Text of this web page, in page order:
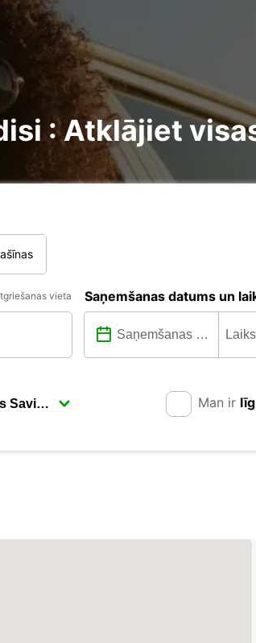
: Atklājiet
vieta Saņemšanas datums un
Man ir